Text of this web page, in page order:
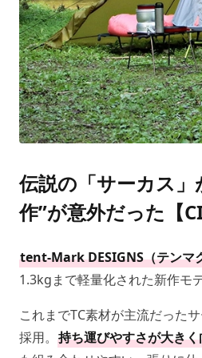
伝説の「サーカス
作”が意外だった【
tent-Mark DESIGNS（テンマ
1.3kgまで軽量化された新作モ
これまでTC素材が主流だった
採用。 持ち運びやすさが大きく